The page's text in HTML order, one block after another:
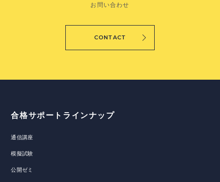
お問い合わせ
CONTACT
合格サポートラインナップ
通信講座
模擬試験
公開ゼミ